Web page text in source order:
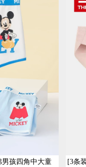
孩四角中大童
[3条